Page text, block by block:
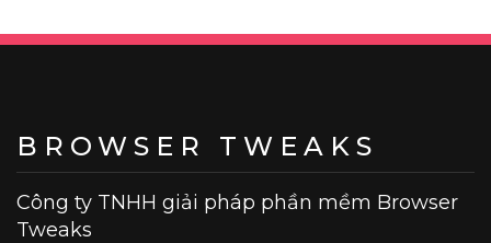
BROWSER TWEAKS
Công ty TNHH giải pháp phần mềm Browser
Tweaks